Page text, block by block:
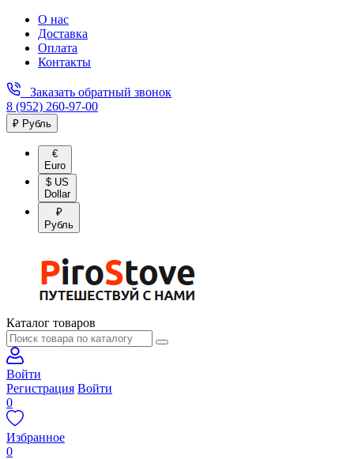
О нас
Доставка
Оплата
Контакты
Заказать обратный звонок
8 (952) 260-97-00
₽ Рубль
€
Euro
$ US
Dollar
₽
Рубль
Каталог товаров
Войти
Регистрация Войти
0
Избранное
0